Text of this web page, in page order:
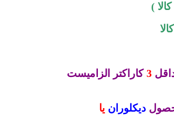
)
3 کاراکتر الزامیست
دیکلورانیا